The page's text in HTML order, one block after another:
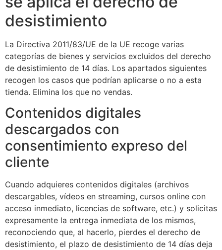
desistimiento
La Directiva 2011/83/UE de la UE recoge varias
categorías de bienes y servicios excluidos del derecho
de desistimiento de 14 días. Los apartados siguientes
recogen los casos que podrían aplicarse o no a esta
tienda. Elimina los que no vendas.
Contenidos digitales
descargados con
consentimiento expreso del
cliente
Cuando adquieres contenidos digitales (archivos
descargables, vídeos en streaming, cursos online con
acceso inmediato, licencias de software, etc.) y solicitas
expresamente la entrega inmediata de los mismos,
reconociendo que, al hacerlo, pierdes el derecho de
desistimiento, el plazo de desistimiento de 14 días deja